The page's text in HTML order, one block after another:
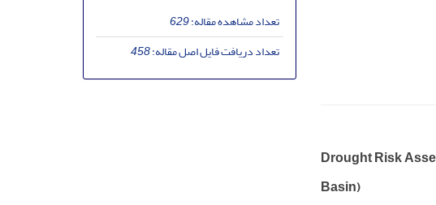
Drought Risk
Basin)
تعداد مشاهده مقاله:629
تعداد دریافت فایل اصل مقاله:458